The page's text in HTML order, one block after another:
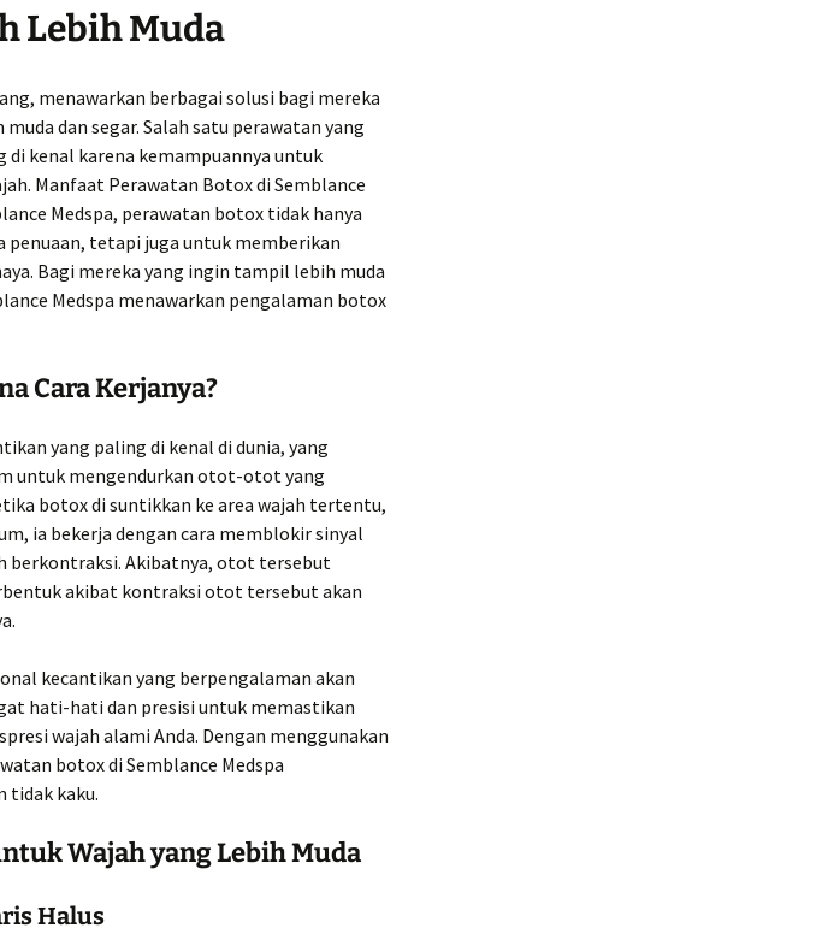
Lebih Muda
menawarkan berbagai solusi bagi mereka
dan segar. Salah satu perawatan yang
kenal karena kemampuannya untuk
Manfaat Perawatan Botox di Semblance
Medspa, perawatan botox tidak hanya
tetapi juga untuk memberikan
Bagi mereka yang ingin tampil lebih muda
Medspa menawarkan pengalaman botox
Cara Kerjanya?
yang paling di kenal di dunia, yang
untuk mengendurkan otot-otot yang
botox di suntikkan ke area wajah tertentu,
ia bekerja dengan cara memblokir sinyal
berkontraksi. Akibatnya, otot tersebut
akibat kontraksi otot tersebut akan
kecantikan yang berpengalaman akan
hati-hati dan presisi untuk memastikan
wajah alami Anda. Dengan menggunakan
botox di Semblance Medspa
tidak kaku.
Wajah yang Lebih Muda
Halus